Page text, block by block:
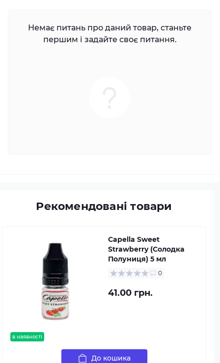
Немає питань про даний товар, станьте
першим і задайте своє питання.
Рекомендовані товари
в наявності
Capella Sweet
Strawberry (Солодка
Полуниця) 5 мл
0
41.00 грн.
До кошика